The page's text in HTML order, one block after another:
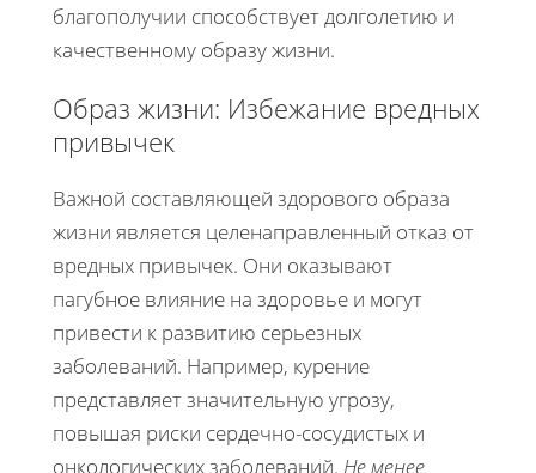
благополучии способствует долголетию и
качественному образу жизни.
Образ жизни: Избежание вредных
привычек
Важной составляющей здорового образа
жизни является целенаправленный отказ от
вредных привычек. Они оказывают
пагубное влияние на здоровье и могут
привести к развитию серьезных
заболеваний. Например, курение
представляет значительную угрозу,
повышая риски сердечно-сосудистых и
онкологических заболеваний. Не менее